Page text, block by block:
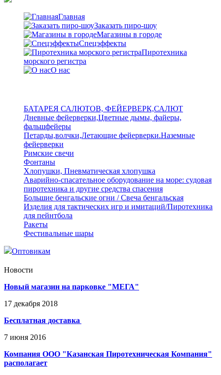
Главная
Заказать пиро-шоу
Магазины в городе
Спецэффекты
Пиротехника
морского регистра
О нас
БАТАРЕЯ САЛЮТОВ, ФЕЙЕРВЕРК,САЛЮТ
Дневные фейерверки,Цветные дымы, файеры,
фальшфейеры
Петарды,волчки,Летающие фейерверки.Наземные
фейерверки
Римские свечи
Фонтаны
Хлопушки, Пневматическая хлопушка
Аварийно-спасательное оборудование на море: судовая
пиротехника и другие средства спасения
Большие бенгальские огни / Свеча бенгальская
Изделия для тактических игр и имитаций/Пиротехника
для пейнтбола
Ракеты
Фестивальные шары
Оптовикам
Новости
Новый магазин на парковке "МЕГА"
17 декабря 2018
Бесплатная доставка
7 июня 2016
Компания ООО "Казанская Пиротехническая Компания"
располагает